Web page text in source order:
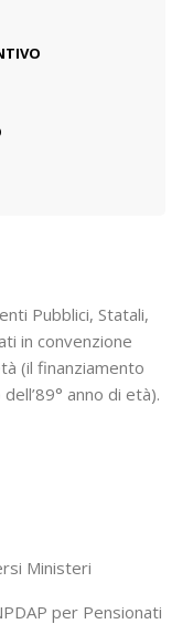
Pubblici, Statali,
in convenzione
(il finanziamento
anno di età).
Ministeri
per Pensionati